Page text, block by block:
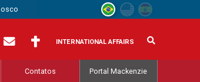
INTERNATIONAL AFFAIRS
Contatos Portal Mackenzie